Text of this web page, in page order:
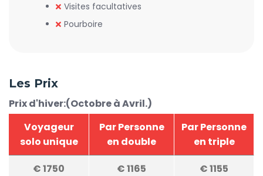
Visites facultatives
Pourboire
Les Prix
Prix d'hiver:(Octobre à Avril.)
Voyageur
solo unique
Par Personne
en double
Par Personne
en triple
€1750 €1165 €1155